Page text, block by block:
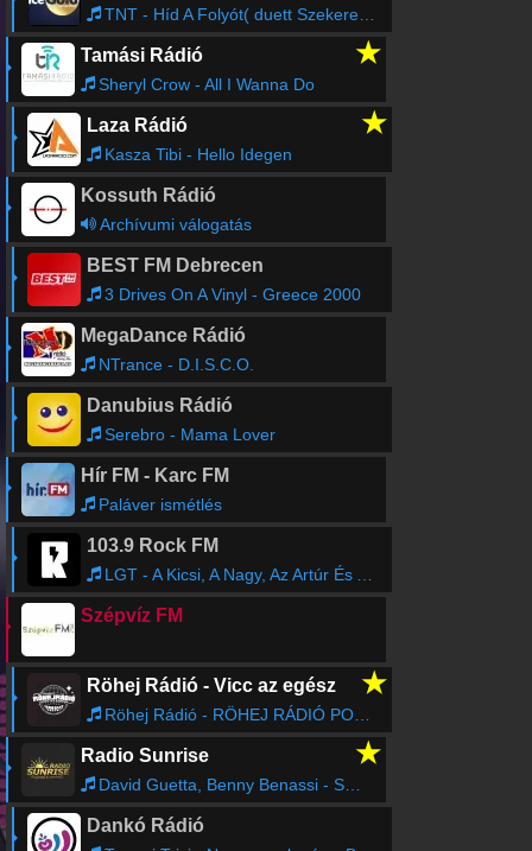
TNT - Híd A Folyót( duett Szekeres Adrienn)
Tamási Rádió ★
Sheryl Crow - All I Wanna Do
Laza Rádió ★
Kasza Tibi - Hello Idegen
Kossuth Rádió
Archívumi válogatás
BEST FM Debrecen
3 Drives On A Vinyl - Greece 2000
MegaDance Rádió
NTrance - D.I.S.C.O.
Danubius Rádió
Serebro - Mama Lover
Hír FM - Karc FM
Paláver ismétlés
103.9 Rock FM
LGT - A Kicsi, A Nagy, Az Artúr És Az Indián
Szépvíz FM
Röhej Rádió - Vicc az egész ★
Röhej Rádió - RÖHEJ RÁDIÓ PONTOS IDŐ14
Radio Sunrise ★
David Guetta, Benny Benassi - Satisfaction
Dankó Rádió